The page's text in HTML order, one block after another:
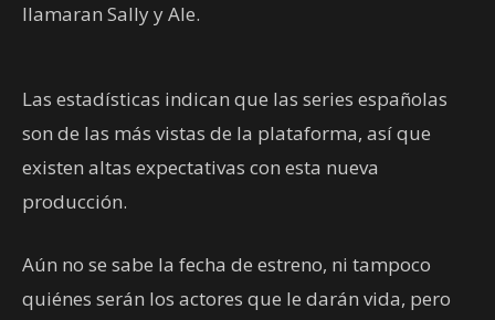
llamaran Sally y Ale.
Las estadísticas indican que las series españolas
son de las más vistas de la plataforma, así que
existen altas expectativas con esta nueva
producción.
Aún no se sabe la fecha de estreno, ni tampoco
quiénes serán los actores que le darán vida, pero